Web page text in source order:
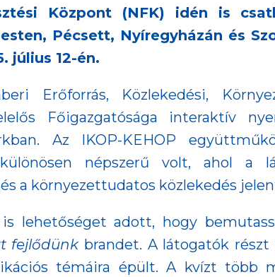
Központ (NFK) idén is
Pécsett, Nyíregyházán és
július 12-én.
Erőforrás, Közlekedési,
Főigazgatósága interaktív
Az IKOP-KEHOP
különösen népszerű volt, ahol
a környezettudatos közlekedés
lehetőséget adott, hogy
fejlődünkbrandet. A látogatók részt
témáira épült. A kvízt